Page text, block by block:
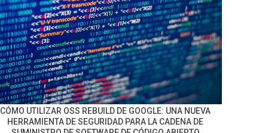
CÓMO UTILIZAR OSS REBUILD DE GOOGLE: UNA NUEVA
HERRAMIENTA DE SEGURIDAD PARA LA CADENA DE